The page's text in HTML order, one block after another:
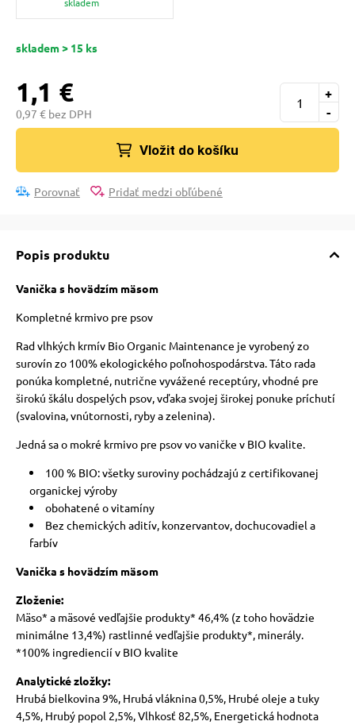
podložky
poukazy
skladem
skladem > 15 ks
1,1 €
0,97 € bez DPH -
+
Vložit do košíku
Porovnať Pridať medzi obľúbené
Popis produktu
Vanička s hovädzím mäsom
Kompletné krmivo pre psov
Rad vlhkých krmív Bio Organic Maintenance je vyrobený zo
surovín zo 100% ekologického poľnohospodárstva. Táto rada
ponúka kompletné, nutrične vyvážené receptúry, vhodné pre
širokú škálu dospelých psov, vďaka svojej širokej ponuke príchutí
(svalovina, vnútornosti, ryby a zelenina).
Jedná sa o mokré krmivo pre psov vo vaničke v BIO kvalite.
100 % BIO: všetky suroviny pochádzajú z certifikovanej
organickej výroby
obohatené o vitamíny
Bez chemických aditív, konzervantov, dochucovadiel a
farbív
Vanička s hovädzím mäsom
Zloženie:
Mäso* a mäsové vedľajšie produkty* 46,4% (z toho hovädzie
minimálne 13,4%) rastlinné vedľajšie produkty*, minerály.
*100% ingrediencií v BIO kvalite
Analytické zložky:
Hrubá bielkovina 9%, Hrubá vláknina 0,5%, Hrubé oleje a tuky
4,5%, Hrubý popol 2,5%, Vlhkosť 82,5%, Energetická hodnota